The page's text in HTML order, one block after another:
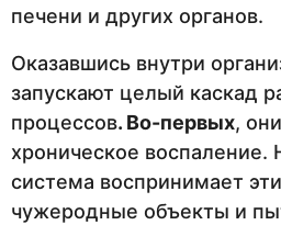
печени и других органов.
Оказавшись внутри
запускают целый каскад
процессов. Во-первых,
хроническое
система воспринимает
чужеродные объекты и